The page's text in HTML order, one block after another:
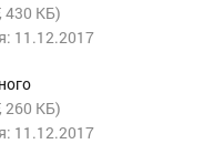
, 430 КБ)
11.12.2017
, 260 КБ)
11.12.2017